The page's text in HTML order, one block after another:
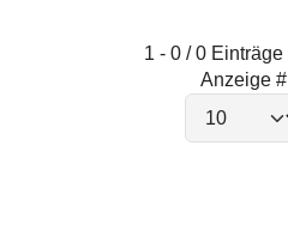
1 - 0 / 0 Einträge
Anzeige #